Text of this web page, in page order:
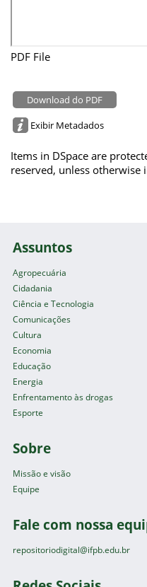
PDF File
Download do PDF
Exibir Metadados
Items in DSpace are
reserved, unless otherwise
Assuntos
Agropecuária
Cidadania
Ciência e Tecnologia
Comunicações
Cultura
Economia
Educação
Energia
Enfrentamento às drogas
Esporte
Sobre
Missão e visão
Equipe
Fale com nossa
repositoriodigital@ifpb.edu.br